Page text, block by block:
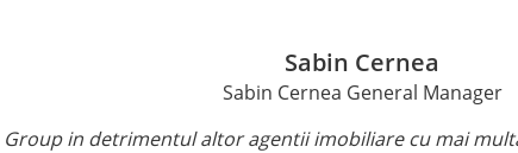
Sabin Cernea
Sabin Cernea General Manager
in detrimentul altor agentii imobiliare cu mai